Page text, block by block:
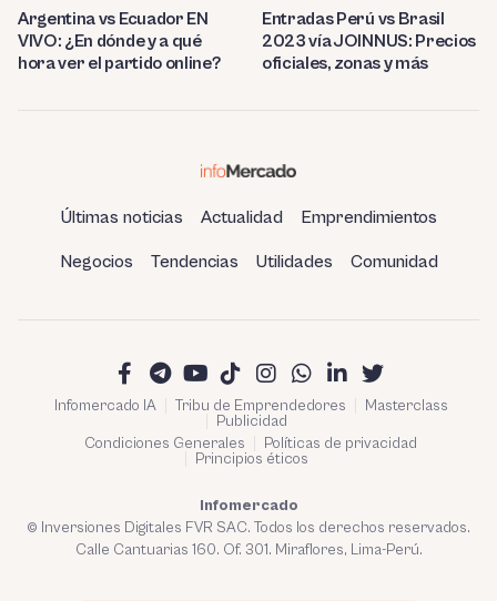
Argentina vs Ecuador EN
VIVO: ¿En dónde y a qué
hora ver el partido online?
Entradas Perú vs Brasil
2023 vía JOINNUS: Precios
oficiales, zonas y más
Últimas noticias Actualidad Emprendimientos
Negocios Tendencias Utilidades Comunidad
Infomercado IA Tribu de Emprendedores
Masterclass
Publicidad
Condiciones Generales
Políticas de privacidad
Principios éticos
Infomercado
© Inversiones Digitales FVR SAC. Todos los derechos reservados.
Calle Cantuarias 160. Of. 301. Miraflores, Lima-Perú.